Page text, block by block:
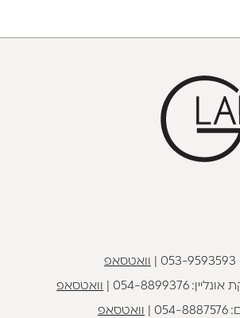
053-9593593 וואטסאפ
אונליין:054-8899376 וואטסאפ
054-8887576 וואטסאפ